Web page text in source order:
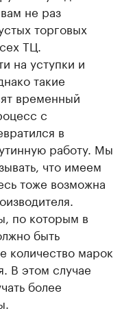
не раз
торговых
ТЦ.
на уступки и
такие
временный
с
в
работу. Мы
что имеем
тоже возможна
по которым в
быть
количество марок
В этом случае
более